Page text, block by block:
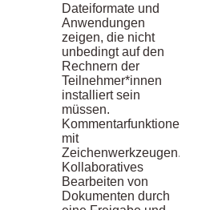
Dateiformate und
Anwendungen
zeigen, die nicht
unbedingt auf den
Rechnern der
Teilnehmer*innen
installiert sein
müssen.
Kommentarfunktionen
mit
Zeichenwerkzeugen.
Kollaboratives
Bearbeiten von
Dokumenten durch